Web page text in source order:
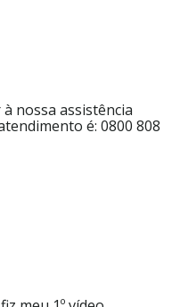
nossa assistência
é: 0800 808